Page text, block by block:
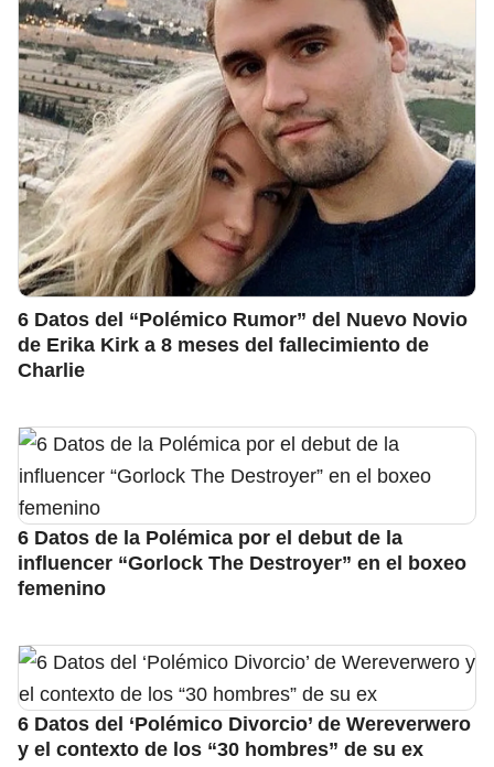
6 Datos del “Polémico Rumor” del Nuevo Novio
de Erika Kirk a 8 meses del fallecimiento de
Charlie
6 Datos de la Polémica por el debut de la
influencer “Gorlock The Destroyer” en el boxeo
femenino
6 Datos del ‘Polémico Divorcio’ de Wereverwero
y el contexto de los “30 hombres” de su ex